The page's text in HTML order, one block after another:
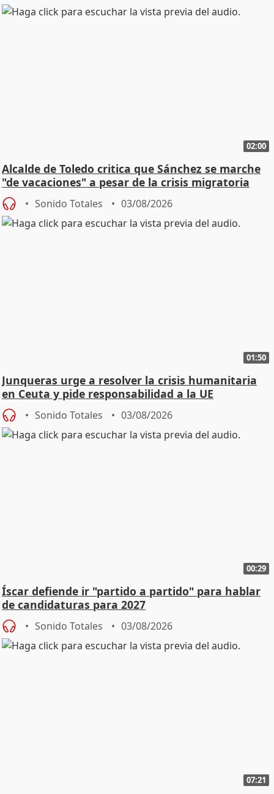
02:00
Alcalde de Toledo critica que Sánchez se marche
"de vacaciones" a pesar de la crisis migratoria
Sonido Totales 03/08/2026
01:50
Junqueras urge a resolver la crisis humanitaria
en Ceuta y pide responsabilidad a la UE
Sonido Totales 03/08/2026
00:29
Íscar defiende ir "partido a partido" para hablar
de candidaturas para 2027
Sonido Totales 03/08/2026
07:21